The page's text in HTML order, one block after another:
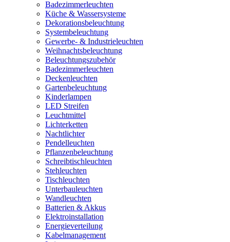
Badezimmerleuchten
Küche & Wassersysteme
Dekorationsbeleuchtung
Systembeleuchtung
Gewerbe- & Industrieleuchten
Weihnachtsbeleuchtung
Beleuchtungszubehör
Badezimmerleuchten
Deckenleuchten
Gartenbeleuchtung
Kinderlampen
LED Streifen
Leuchtmittel
Lichterketten
Nachtlichter
Pendelleuchten
Pflanzenbeleuchtung
Schreibtischleuchten
Stehleuchten
Tischleuchten
Unterbauleuchten
Wandleuchten
Batterien & Akkus
Elektroinstallation
Energieverteilung
Kabelmanagement